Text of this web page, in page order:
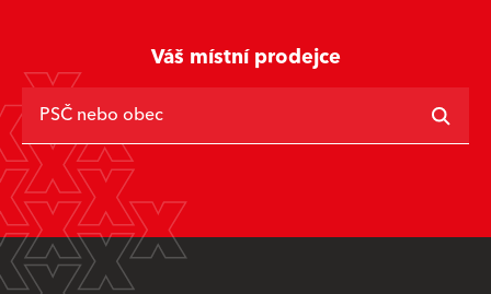
Váš místní prodejce
PSČ nebo obec